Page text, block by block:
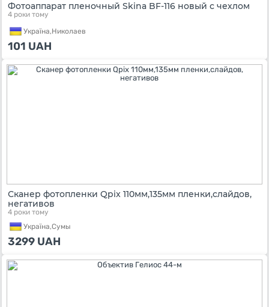
Фотоаппарат пленочный Skina BF-116 новый с чехлом
4 роки тому
Україна,Николаев
101 UAH
Сканер фотопленки Qpix 110мм,135мм пленки,слайдов,
негативов
4 роки тому
Україна,Сумы
3299 UAH